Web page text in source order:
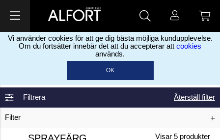
Vi använder cookies för att ge dig bästa möjliga kundupplevelse.
Om du fortsätter innebär det att du accepterar att cookies
används.
OK
Sprayfärg
Filtrera
Filter
Återställ filter
Visar 5 produkter